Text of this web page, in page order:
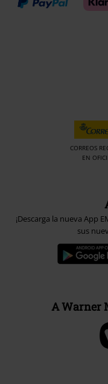
CORREOS
EN
¡Descarga la nueva App
sus
A Warner